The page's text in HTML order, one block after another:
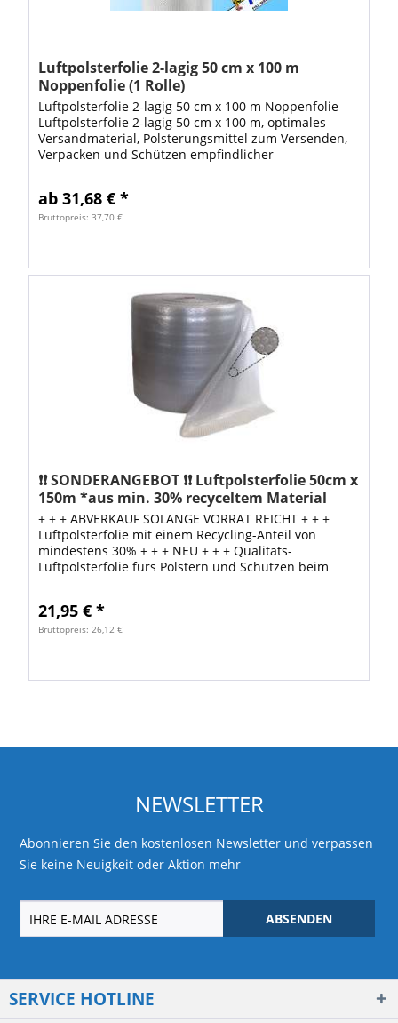
Luftpolsterfolie 2-lagig 50 cm x 100 m
Noppenfolie (1 Rolle)
Luftpolsterfolie 2-lagig 50 cm x 100 m Noppenfolie
Luftpolsterfolie 2-lagig 50 cm x 100 m, optimales
Versandmaterial, Polsterungsmittel zum Versenden,
Verpacken und Schützen empfindlicher
ab 31,68 € *
Bruttopreis: 37,70 €
❗❗ SONDERANGEBOT ❗❗ Luftpolsterfolie 50cm x
150m *aus min. 30% recyceltem Material
+ + + ABVERKAUF SOLANGE VORRAT REICHT + + +
Luftpolsterfolie mit einem Recycling-Anteil von
mindestens 30% + + + NEU + + + Qualitäts-
Luftpolsterfolie fürs Polstern und Schützen beim
21,95 € *
Bruttopreis: 26,12 €
NEWSLETTER
Abonnieren Sie den kostenlosen Newsletter und verpassen
Sie keine Neuigkeit oder Aktion mehr
ABSENDEN
SERVICE HOTLINE